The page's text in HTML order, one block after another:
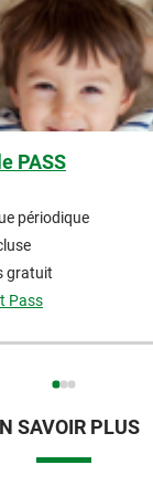
PASS
périodique
gratuit
Pass
SAVOIR PLUS